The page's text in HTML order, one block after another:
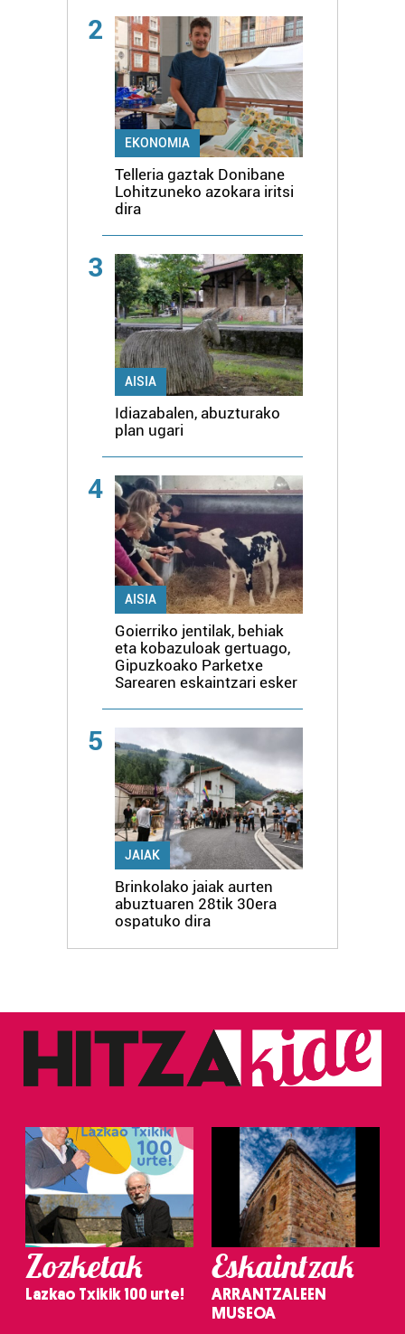
2
EKONOMIA
Telleria gaztak Donibane
Lohitzuneko azokara iritsi
dira
3
AISIA
Idiazabalen, abuzturako
plan ugari
4
AISIA
Goierriko jentilak, behiak
eta kobazuloak gertuago,
Gipuzkoako Parketxe
Sarearen eskaintzari esker
5
JAIAK
Brinkolako jaiak aurten
abuztuaren 28tik 30era
ospatuko dira
Zozketak
Lazkao Txikik 100 urte!
Eskaintzak
ARRANTZALEEN
MUSEOA